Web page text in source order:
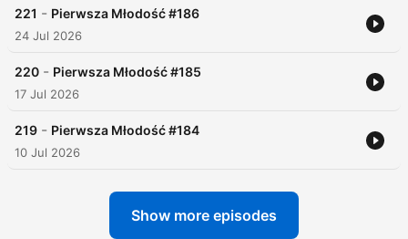
221 - Pierwsza Młodość #186
24 Jul 2026
220 - Pierwsza Młodość #185
17 Jul 2026
219 - Pierwsza Młodość #184
10 Jul 2026
Show more episodes